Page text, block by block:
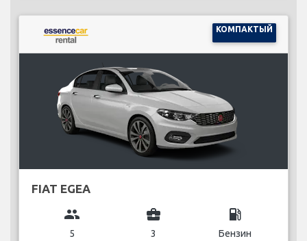
КОМПАКТЫЙ
FIAT EGEA
group
5
business_center
3
local_gas_station
Бензин